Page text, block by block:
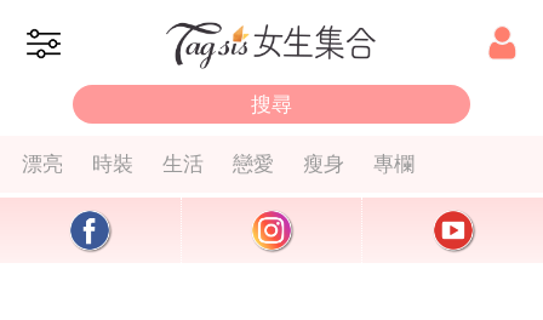
漂亮 時裝 生活 戀愛 瘦身 專欄